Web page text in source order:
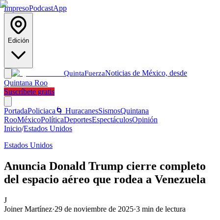
ImpresoPodcastApp
Edición
QuintaFuerzaNoticias de México, desde
Quintana Roo
Suscríbete gratis
PortadaPoliciaca 🌀 HuracanesSismosQuintana
RooMéxicoPolíticaDeportesEspectáculosOpinión
Inicio/Estados Unidos
Estados Unidos
Anuncia Donald Trump cierre completo
del espacio aéreo que rodea a Venezuela
J
Joiner Martínez·29 de noviembre de 2025·3 min de lectura